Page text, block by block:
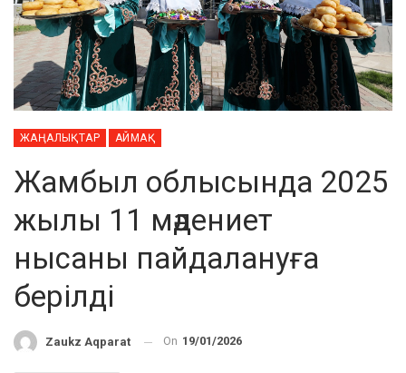
ЖАҢАЛЫҚТАР АЙМАҚ
Жамбыл облысында 2025
жылы 11 мәдениет
нысаны пайдалануға
берілді
Zaukz Aqparat On 19/01/2026